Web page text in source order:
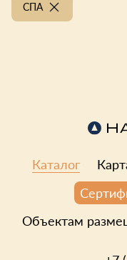
СПА
Каталог
Объектам